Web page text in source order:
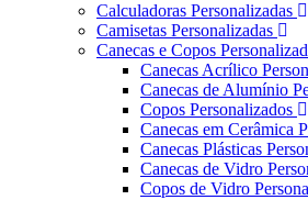
Calculadoras Personalizadas
Camisetas Personalizadas
Canecas e Copos
Canecas Acrílico
Canecas de Alumínio
Copos Personalizados
Canecas em Cerâmica
Canecas Plásticas
Canecas de Vidro
Copos de Vidro